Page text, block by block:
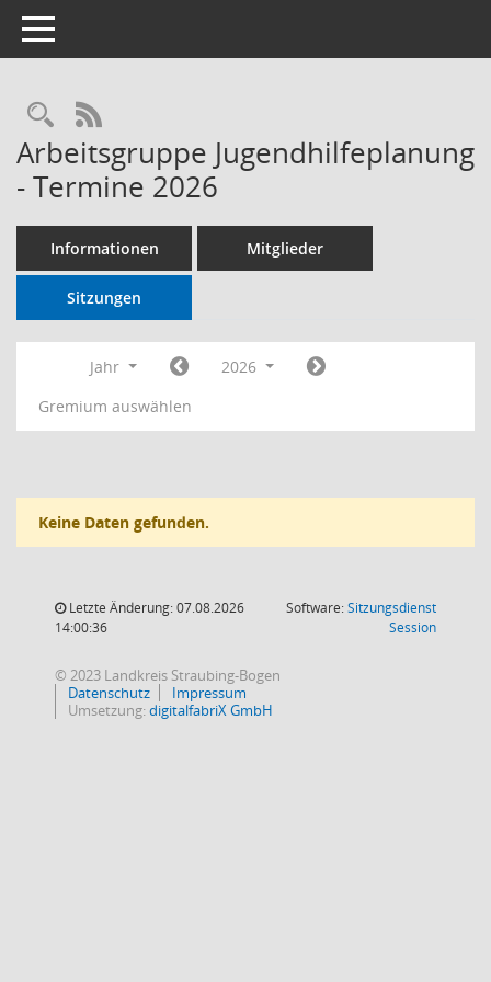
Toggle navigation
RSS-Feed
Arbeitsgruppe Jugendhilfeplanung
- Termine 2026
Informationen Mitglieder
Sitzungen
Jahr
2026
Gremium auswählen
Keine Daten gefunden.
Letzte Änderung: 07.08.2026
14:00:36
Software:Sitzungsdienst
Session(Wird in
© 2023 Landkreis Straubing-Bogen
Datenschutz
Impressum
Umsetzung:digitalfabriX GmbH